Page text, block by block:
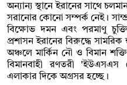
অন্যান্য স্থানে ইরানের সাথে
সরানোর কোনো সম্পর্ক নেই।
বিক্ষোভ দমন এবং পরমাণু
প্রশাসন ইরানের বিরুদ্ধে
অঞ্চলে মার্কিন নৌ ও বিমান
বিমানবাহী রণতরী
এলাকার দিকে অগ্রসর হচ্ছে।